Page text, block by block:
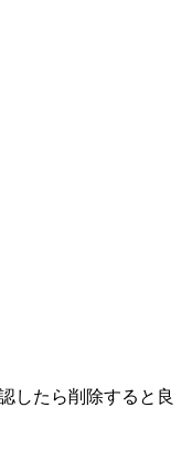
したら削除すると良